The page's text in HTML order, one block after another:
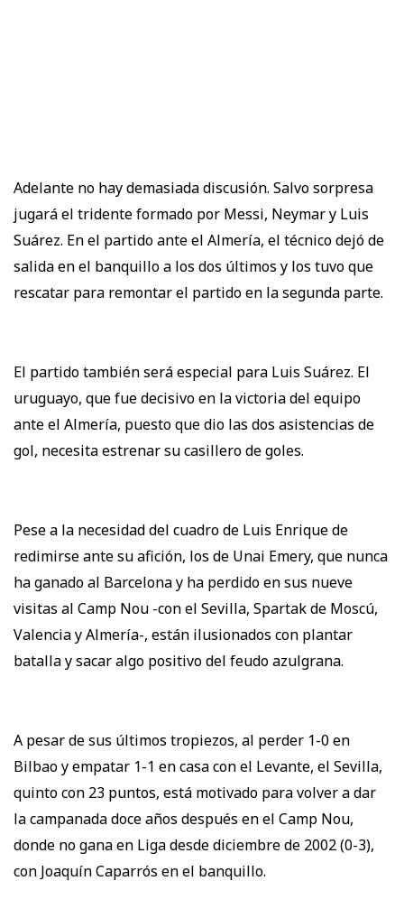
Adelante no hay demasiada discusión. Salvo sorpresa
jugará el tridente formado por Messi, Neymar y Luis
Suárez. En el partido ante el Almería, el técnico dejó de
salida en el banquillo a los dos últimos y los tuvo que
rescatar para remontar el partido en la segunda parte.
El partido también será especial para Luis Suárez. El
uruguayo, que fue decisivo en la victoria del equipo
ante el Almería, puesto que dio las dos asistencias de
gol, necesita estrenar su casillero de goles.
Pese a la necesidad del cuadro de Luis Enrique de
redimirse ante su afición, los de Unai Emery, que nunca
ha ganado al Barcelona y ha perdido en sus nueve
visitas al Camp Nou -con el Sevilla, Spartak de Moscú,
Valencia y Almería-, están ilusionados con plantar
batalla y sacar algo positivo del feudo azulgrana.
A pesar de sus últimos tropiezos, al perder 1-0 en
Bilbao y empatar 1-1 en casa con el Levante, el Sevilla,
quinto con 23 puntos, está motivado para volver a dar
la campanada doce años después en el Camp Nou,
donde no gana en Liga desde diciembre de 2002 (0-3),
con Joaquín Caparrós en el banquillo.